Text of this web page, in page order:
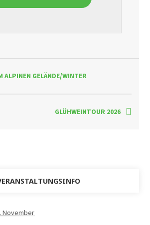
ALPINEN GELÄNDE/WINTER
GLÜHWEINTOUR 2026
November